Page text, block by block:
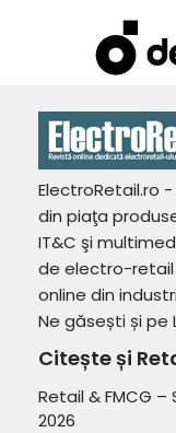
ElectroRetail.ro
din piaţa
IT&C şi
de electro-retail
online din
Ne găsești și pe
Citește și
Retail & FMCG
2026